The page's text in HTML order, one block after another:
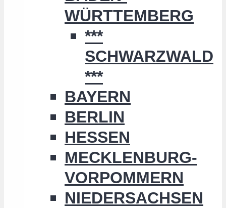
WÜRTTEMBERG
***
SCHWARZWALD
***
BAYERN
BERLIN
HESSEN
MECKLENBURG-
VORPOMMERN
NIEDERSACHSEN